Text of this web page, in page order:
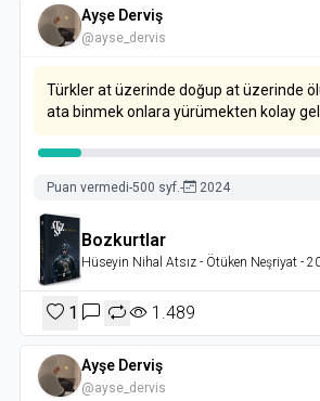
Ayşe Derviş
@ayse_dervis
Türkler at üzerinde doğup at üzerinde
ata binmek onlara yürümekten kolay
Puan vermedi-500 syf.- 2024
Bozkurtlar
Hüseyin Nihal Atsız - Ötüken Neşriyat -
1 1.489
Ayşe Derviş
@ayse_dervis